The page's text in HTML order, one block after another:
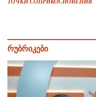
რუბრიკები